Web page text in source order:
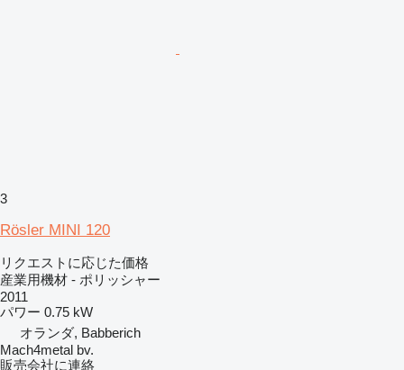
3
Rösler MINI 120
リクエストに応じた価格
産業用機材 - ポリッシャー
2011
パワー 0.75 kW
オランダ, Babberich
Mach4metal bv.
販売会社に連絡